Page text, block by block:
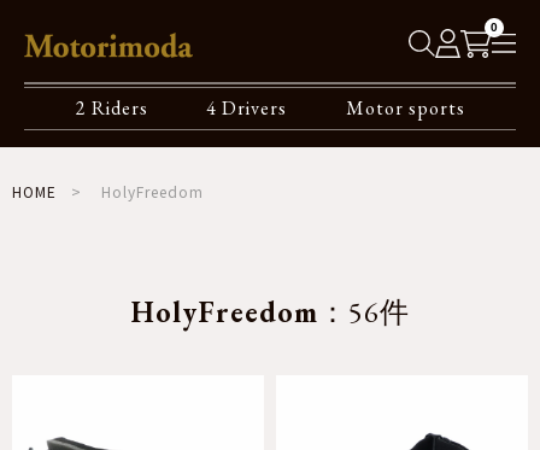
0
2 Riders 4 Drivers Motor sports
HOME HolyFreedom
HolyFreedom ：56件